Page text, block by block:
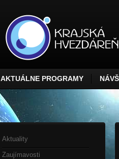
AKTUÁLNE PROGRAMY
Aktuality
Zaujímavosti